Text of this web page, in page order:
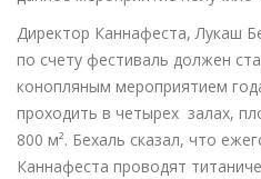
Директор Каннафеста, Лукаш
по счету фестиваль должен
конопляным мероприятием
проходить в четырех залах,
800 м². Бехаль сказал, что
Каннафеста проводят